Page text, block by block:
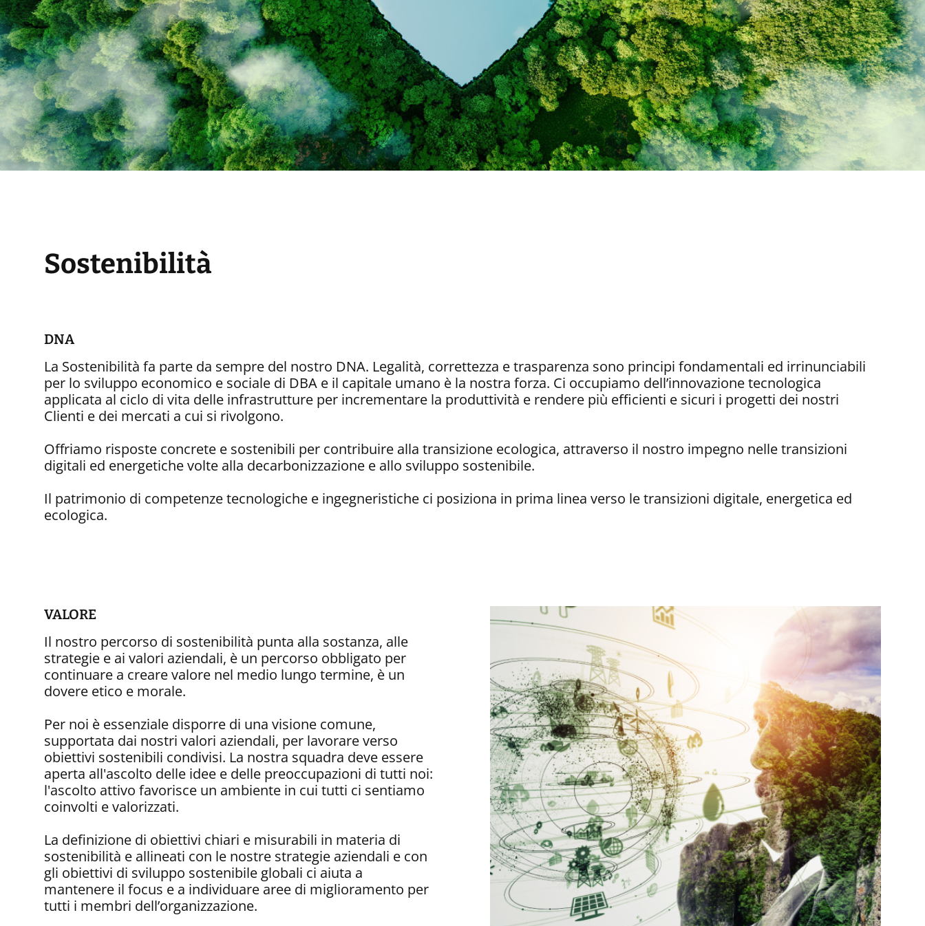
Sostenibilità
DNA
La Sostenibilità fa parte da sempre del nostro DNA. Legalità, correttezza e trasparenza sono principi fondamentali ed irrinunciabili
per lo sviluppo economico e sociale di DBA e il capitale umano è la nostra forza. Ci occupiamo dell’innovazione tecnologica
applicata al ciclo di vita delle infrastrutture per incrementare la produttività e rendere più efficienti e sicuri i progetti dei nostri
Clienti e dei mercati a cui si rivolgono.
Offriamo risposte concrete e sostenibili per contribuire alla transizione ecologica, attraverso il nostro impegno nelle transizioni
digitali ed energetiche volte alla decarbonizzazione e allo sviluppo sostenibile.
Il patrimonio di competenze tecnologiche e ingegneristiche ci posiziona in prima linea verso le transizioni digitale, energetica ed
ecologica.
VALORE
Il nostro percorso di sostenibilità punta alla sostanza, alle
strategie e ai valori aziendali, è un percorso obbligato per
continuare a creare valore nel medio lungo termine, è un
dovere etico e morale.
Per noi è essenziale disporre di una visione comune,
supportata dai nostri valori aziendali, per lavorare verso
obiettivi sostenibili condivisi. La nostra squadra deve essere
aperta all'ascolto delle idee e delle preoccupazioni di tutti noi:
l'ascolto attivo favorisce un ambiente in cui tutti ci sentiamo
coinvolti e valorizzati.
La definizione di obiettivi chiari e misurabili in materia di
sostenibilità e allineati con le nostre strategie aziendali e con
gli obiettivi di sviluppo sostenibile globali ci aiuta a
mantenere il focus e a individuare aree di miglioramento per
tutti i membri dell’organizzazione.